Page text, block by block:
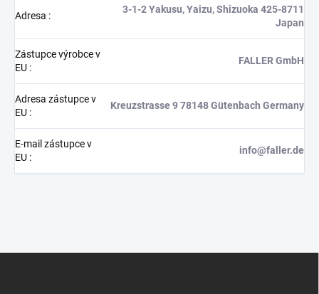
Adresa :
3-1-2 Yakusu, Yaizu, Shizuoka 425-8711
Japan
Zástupce výrobce v
EU :
FALLER GmbH
Adresa zástupce v
EU :
Kreuzstrasse 9 78148 Gütenbach Germany
E-mail zástupce v
EU :
info@faller.de